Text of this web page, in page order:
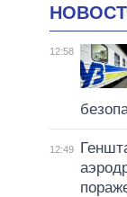
12:58
12:49